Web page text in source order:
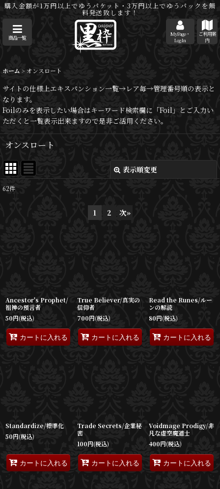
購入金額が1万円以上でゆうパケット・3万円以上でゆうパックを無
料発送致します！
商品一覧
MyPage・
Log-In
ご利用案
内
ホーム > オンスロート
サイトの仕様上エキスパンション一覧→レア毎→管理番号順の表示と
なります。
Foilのみを表示したい場合はキーワード検索欄に「Foil」とご入力い
ただくと一覧表示出来ますので是非ご活用ください。
オンスロート
表示順変更
62件
1 2 次»
Ancestor's Prophet/
祖神の預言者
50円(税込)
カートに入れる
True Believer/真実の
信仰者
700円(税込)
カートに入れる
Read the Runes/ルー
ンの解読
80円(税込)
カートに入れる
Standardize/標準化
50円(税込)
カートに入れる
Trade Secrets/企業秘
密
100円(税込)
カートに入れる
Voidmage Prodigy/非
凡な虚空魔道士
400円(税込)
カートに入れる